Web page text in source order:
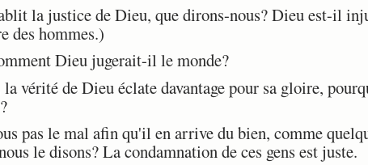
la justice de Dieu, que dirons-nous? Dieu est-il
des hommes.)
Dieu jugerait-il le monde?
vérité de Dieu éclate davantage pour sa gloire,
pas le mal afin qu'il en arrive du bien, comme
le disons? La condamnation de ces gens est juste.